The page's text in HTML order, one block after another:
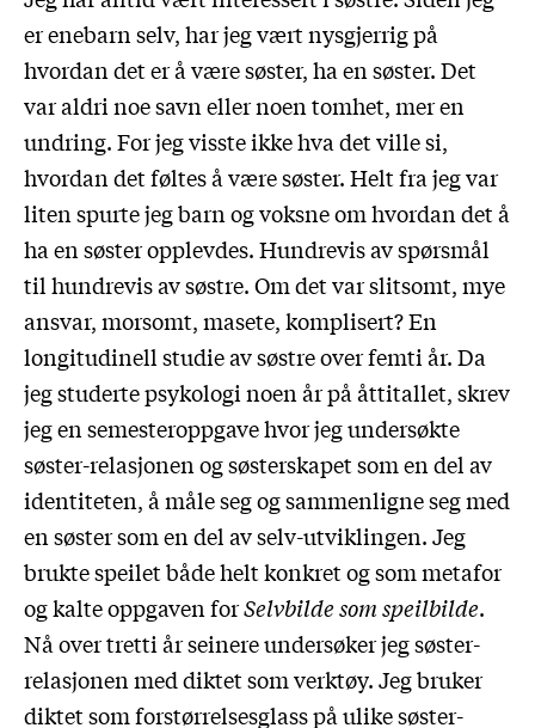
er enebarn selv, har jeg vært nysgjerrig på
hvordan det er å være søster, ha en søster. Det
var aldri noe savn eller noen tomhet, mer en
undring. For jeg visste ikke hva det ville si,
hvordan det føltes å være søster. Helt fra jeg var
liten spurte jeg barn og voksne om hvordan det å
ha en søster opplevdes. Hundrevis av spørsmål
til hundrevis av søstre. Om det var slitsomt, mye
ansvar, morsomt, masete, komplisert? En
longitudinell studie av søstre over femti år. Da
jeg studerte psykologi noen år på åttitallet, skrev
jeg en semesteroppgave hvor jeg undersøkte
søster-relasjonen og søsterskapet som en del av
identiteten, å måle seg og sammenligne seg med
en søster som en del av selv-utviklingen. Jeg
brukte speilet både helt konkret og som metafor
og kalte oppgaven forSelvbilde som speilbilde.
Nå over tretti år seinere undersøker jeg søster-
relasjonen med diktet som verktøy. Jeg bruker
diktet som forstørrelsesglass på ulike søster-